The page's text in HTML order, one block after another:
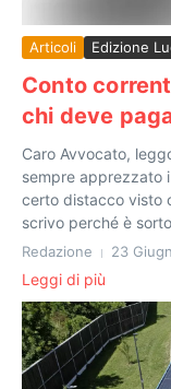
Articoli Edizione
Conto
chi deve
Caro Avvocato,
sempre apprezzato
certo distacco visto
scrivo perché è
Redazione 23
Leggi di più